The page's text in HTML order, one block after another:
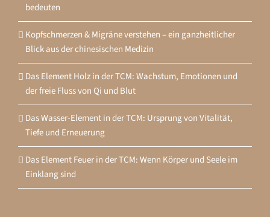
bedeuten
Kopfschmerzen & Migräne verstehen – ein ganzheitlicher
Blick aus der chinesischen Medizin
Das Element Holz in der TCM: Wachstum, Emotionen und
der freie Fluss von Qi und Blut
Das Wasser-Element in der TCM: Ursprung von Vitalität,
Tiefe und Erneuerung
Das Element Feuer in der TCM: Wenn Körper und Seele im
Einklang sind